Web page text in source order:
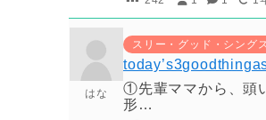
はな
スリー・グッド・シング
①先輩ママから、頭
形…